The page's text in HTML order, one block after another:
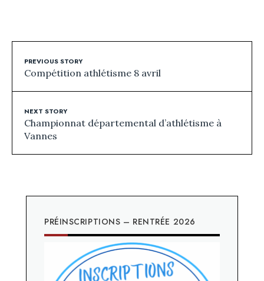
PREVIOUS STORY
Compétition athlétisme 8 avril
NEXT STORY
Championnat départemental d’athlétisme à
Vannes
PRÉINSCRIPTIONS – RENTRÉE 2026